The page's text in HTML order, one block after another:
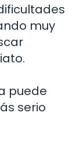
muy
puede
serio